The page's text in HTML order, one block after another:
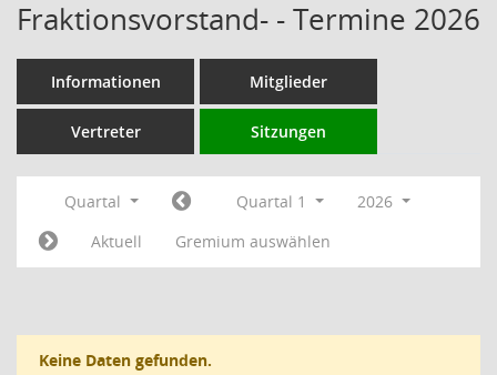
Fraktionsvorstand- - Termine 2026
Informationen Mitglieder
Vertreter Sitzungen
Quartal Quartal 1
2026
Aktuell
Gremium auswählen
Keine Daten gefunden.